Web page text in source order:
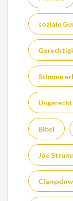
soziale
Stimme
Bibel
Joe